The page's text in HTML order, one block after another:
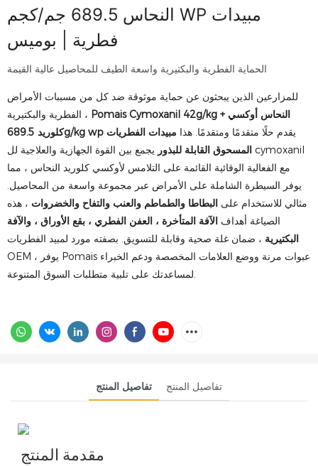
النحاس 689.5 جم/كجم WP مبيدات
فطرية | بوميس
الحماية الفطرية والبكتيرية واسعة الطيف للمحاصيل عالية القيمة
للمزارعين الذين يبحثون عن حماية موثوقة ضد كل من مسببات الأمراض
الفطرية والبكتيرية ، Pomais Cymoxanil 42g/kg + النحاس أوكسي
كلوريد 689.5g/kg wp
يقدم حلًا متقدمًا ومتقدمًا. هذا مبيدات الفطريات
المسحوق القابلة للبذور يجمع بين القوة الجهازية والعلاجية لل cymoxanil
مع الفعالية الوقائية القائمة على التلامس لأوكسي كلوريد النحاس ، مما
يوفر السيطرة الشاملة على الأمراض عبر مجموعة واسعة من المحاصيل.
مثالي للاستخدام على البطاطا والطماطم والعنب والتفاح والخضروات ، هذه
الصياغة أهداف الآفة المتأخرة ، العفن الفطري ، بقع الأوراق ، والآفة
البكتيرية ، ضمان غلة صحية وقابلة للتسويق. بصفته مورد لمبيد الفطريات
OEM ، يوفر Pomais عبوات مرنة ووضع العلامات المخصصة ودعم الخبراء
لمساعدتك على تلبية متطلبات السوق المتنوعة.
تفاصيل المنتج تفاصيل المنتج
مقدمة المنتج